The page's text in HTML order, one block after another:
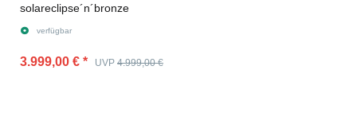
solareclipse´n´bronze
verfügbar
3.999,00 € * UVP 4.999,00 €